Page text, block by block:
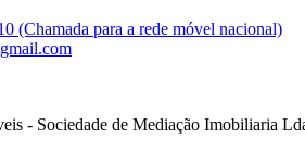
(Chamada para a rede móvel nacional)
- Sociedade de Mediação Imobiliaria